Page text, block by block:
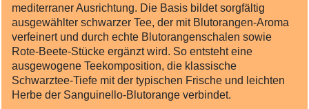
mediterraner Ausrichtung. Die Basis bildet sorgfältig
ausgewählter schwarzer Tee, der mit Blutorangen‑Aroma
verfeinert und durch echte Blutorangenschalen sowie
Rote‑Beete‑Stücke ergänzt wird. So entsteht eine
ausgewogene Teekomposition, die klassische
Schwarztee‑Tiefe mit der typischen Frische und leichten
Herbe der Sanguinello‑Blutorange verbindet.